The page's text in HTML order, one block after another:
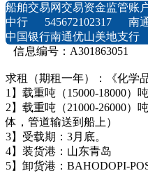
船舶交易网交易资金监管账
中行 545672102317 南通
中国银行南通优山美地支行
信息编号：A301863051
求租（期租一年）：《化学品
1】载重吨（15000-18000）
2】载重吨（21000-26000）
体，管道输送到船上）
3】受载期：3月底。
4】装货港：山东青岛
5】卸货港：BAHODOPI-